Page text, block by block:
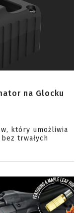
na Glocku
który umożliwia
trwałych